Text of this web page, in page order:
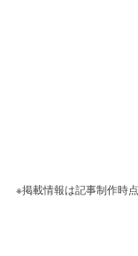
※掲載情報は記事制作時